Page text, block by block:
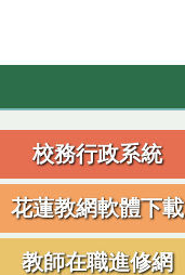
校務行政系統
花蓮教網軟體下載
教師在職進修網